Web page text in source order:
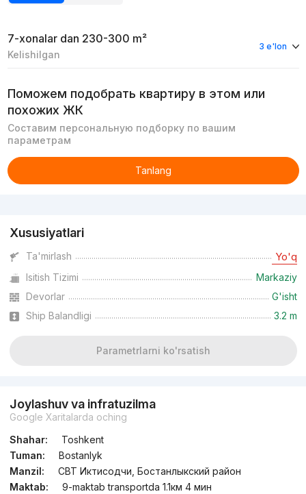
7-xonalar dan 230-300 m²
Kelishilgan
3 e'lon
Поможем подобрать квартиру в этом или
похожих ЖК
Составим персональную подборку по вашим
параметрам
Tanlang
Xususiyatlari
Ta'mirlash Yo'q
Isitish Tizimi
Markaziy
Devorlar
G'isht
Ship Balandligi
3.2 m
Parametrlarni ko'rsatish
Joylashuv va infratuzilma
Google Xaritalarda oching
Shahar:
Toshkent
Tuman:
Bostanlyk
Manzil:
СВТ Иктисодчи, Бостанлыкский район
Maktab:
9-maktab transportda 1.1км 4 мин